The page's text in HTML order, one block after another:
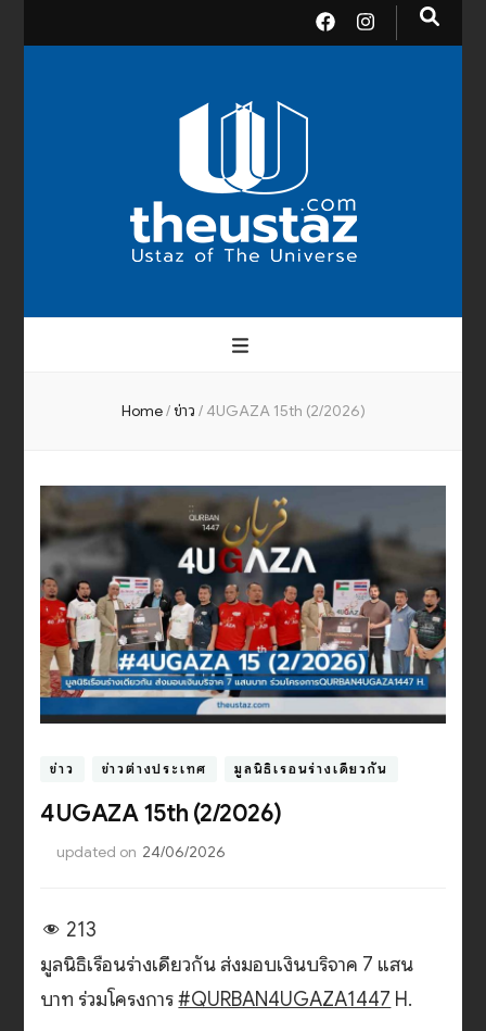
Home/ข่าว / 4UGAZA 15th (2/2026)
ข่าว ข่าวต่างประเทศ มูลนิธิเรือนร่างเดียวกัน
4UGAZA 15th (2/2026)
updated on 24/06/2026
213
มูลนิธิเรือนร่างเดียวกัน ส่งมอบเงินบริจาค 7 แสน
บาท ร่วมโครงการ#QURBAN4UGAZA1447 H.